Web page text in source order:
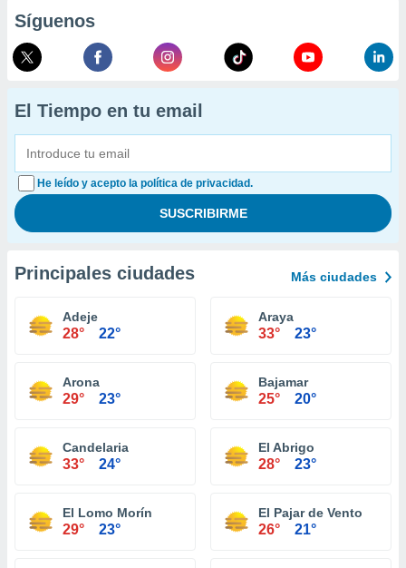
Síguenos
El Tiempo en tu email
He leído y acepto la política de privacidad.
Principales ciudades Más ciudades
Adeje
28° 22°
Araya
33° 23°
Arona
29° 23°
Bajamar
25° 20°
Candelaria
33° 24°
El Abrigo
28° 23°
El Lomo Morín
29° 23°
El Pajar de Vento
26° 21°